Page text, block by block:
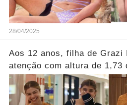
28/04/2025
Aos 12 anos, filha de Grazi
atenção com altura de 1,73
altura da mãe